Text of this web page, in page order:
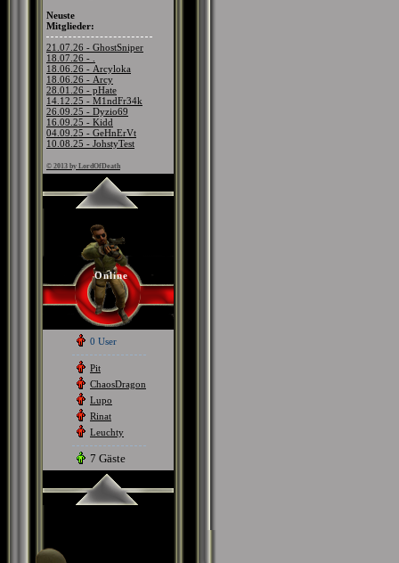
Neuste
Mitglieder:
21.07.26 - GhostSniper
18.07.26 - .
18.06.26 - Arcyloka
18.06.26 - Arcy
28.01.26 - pHate
14.12.25 - M1ndFr34k
26.09.25 - Dyzio69
16.09.25 - Kidd
04.09.25 - GeHnErVt
10.08.25 - JohstyTest
© 2013 by LordOfDeath
Online
0 User
Pit
ChaosDragon
Lupo
Rinat
Leuchty
7 Gäste